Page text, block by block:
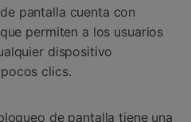
pantalla cuenta con
permiten a los usuarios
dispositivo
clics.
de pantalla tiene una